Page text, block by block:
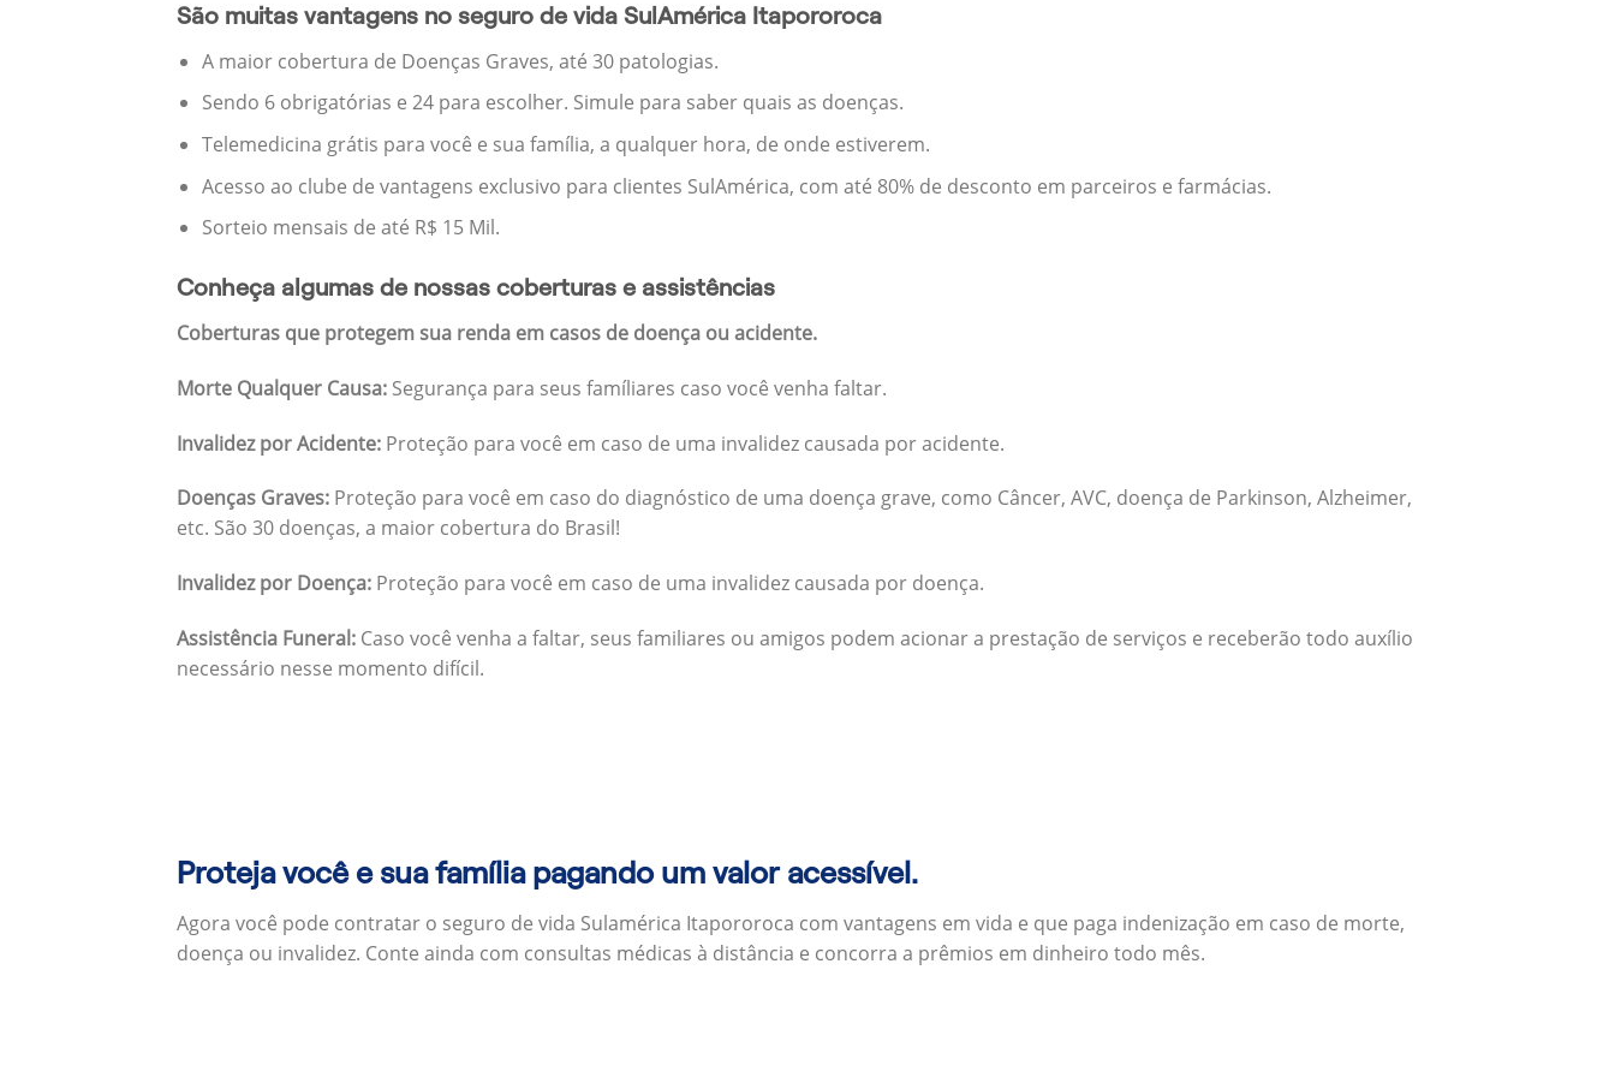
São muitas vantagens no seguro de vida SulAmérica Itapororoca
A maior cobertura de Doenças Graves, até 30 patologias.
Sendo 6 obrigatórias e 24 para escolher. Simule para saber quais as doenças.
Telemedicina grátis para você e sua família, a qualquer hora, de onde estiverem.
Acesso ao clube de vantagens exclusivo para clientes SulAmérica, com até 80% de desconto em parceiros e farmácias.
Sorteio mensais de até R$ 15 Mil.
Conheça algumas de nossas coberturas e assistências
Coberturas que protegem sua renda em casos de doença ou acidente.
Morte Qualquer Causa: Segurança para seus famíliares caso você venha faltar.
Invalidez por Acidente: Proteção para você em caso de uma invalidez causada por acidente.
Doenças Graves: Proteção para você em caso do diagnóstico de uma doença grave, como Câncer, AVC, doença de Parkinson, Alzheimer,
etc. São 30 doenças, a maior cobertura do Brasil!
Invalidez por Doença: Proteção para você em caso de uma invalidez causada por doença.
Assistência Funeral: Caso você venha a faltar, seus familiares ou amigos podem acionar a prestação de serviços e receberão todo auxílio
necessário nesse momento difícil.
Proteja você e sua família pagando um valor acessível.
Agora você pode contratar o seguro de vida Sulamérica Itapororoca com vantagens em vida e que paga indenização em caso de morte,
doença ou invalidez. Conte ainda com consultas médicas à distância e concorra a prêmios em dinheiro todo mês.